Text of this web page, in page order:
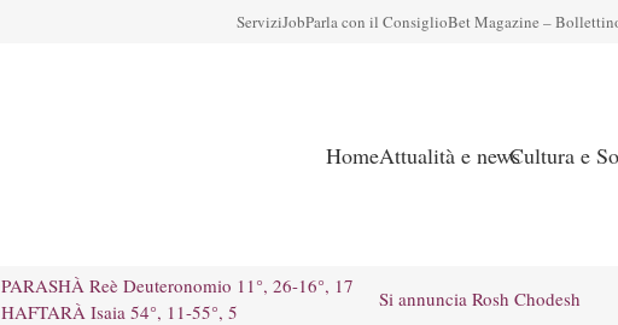
ServiziJobParla con il ConsiglioBet Magazine –
HomeAttualità e newsCultura e
PARASHÀ Reè Deuteronomio 11°, 26-16°, 17
HAFTARÀ Isaia 54°, 11-55°, 5
Si annuncia Rosh Chodesh